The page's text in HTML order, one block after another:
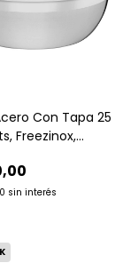
Con Tapa 25
Freezinox,
sin interés